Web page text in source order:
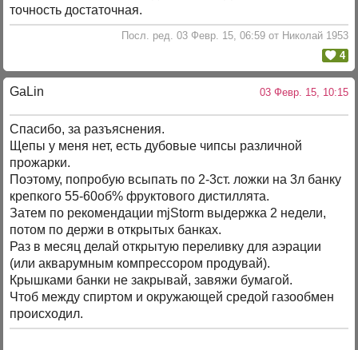
точность достаточная.
Посл. ред. 03 Февр. 15, 06:59 от Николай 1953
4
GaLin 03 Февр. 15, 10:15
Спасибо, за разъяснения.
Щепы у меня нет, есть дубовые чипсы различной
прожарки.
Поэтому, попробую всыпать по 2-3ст. ложки на 3л банку
крепкого 55-60об% фруктового дистиллята.
Затем по рекомендации mjStоrm выдержка 2 недели,
потом по держи в открытых банках.
Раз в месяц делай открытую переливку для аэрации
(или акварумным компрессором продувай).
Крышками банки не закрывай, завяжи бумагой.
Чтоб между спиртом и окружающей средой газообмен
происходил.